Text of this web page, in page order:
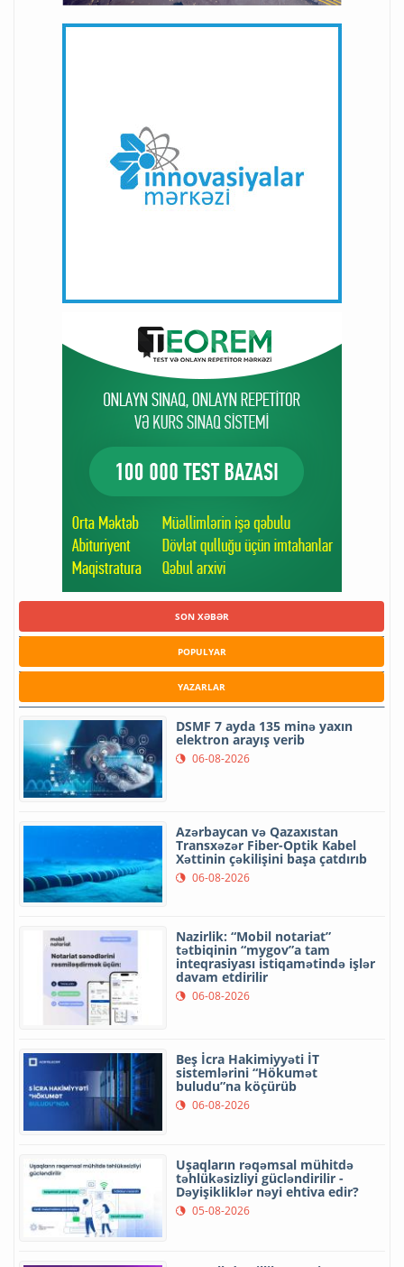
SON XƏBƏR
POPULYAR
YAZARLAR
DSMF 7 ayda 135 minə yaxın
elektron arayış verib
06-08-2026
Azərbaycan və Qazaxıstan
Transxəzər Fiber-Optik Kabel
Xəttinin çəkilişini başa çatdırıb
06-08-2026
Nazirlik: “Mobil notariat”
tətbiqinin “mygov”a tam
inteqrasiyası istiqamətində işlər
davam etdirilir
06-08-2026
Beş İcra Hakimiyyəti İT
sistemlərini “Hökumət
buludu”na köçürüb
06-08-2026
Uşaqların rəqəmsal mühitdə
təhlükəsizliyi gücləndirilir -
Dəyişikliklər nəyi ehtiva edir?
05-08-2026